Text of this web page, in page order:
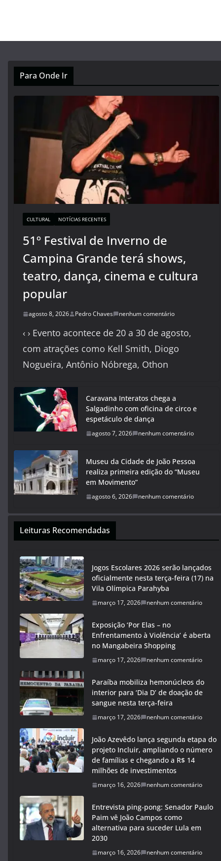
Para Onde Ir
CULTURAL NOTÍCIAS RECENTES
51º Festival de Inverno de
Campina Grande terá shows,
teatro, dança, cinema e cultura
popular
agosto 8, 2026 Pedro Chaves nenhum comentário
‹ › Evento acontece de 20 a 30 de agosto,
com atrações como Kell Smith, Diogo
Nogueira, Antônio Nóbrega, Othon
Caravana Interatos chega a
Salgadinho com oficina de circo e
espetáculo de dança
agosto 7, 2026 nenhum comentário
Museu da Cidade de João Pessoa
realiza primeira edição do “Museu
em Movimento”
agosto 6, 2026 nenhum comentário
Leituras Recomendadas
Jogos Escolares 2026 serão lançados
oficialmente nesta terça-feira (17) na
Vila Olímpica Parahyba
março 17, 2026 nenhum comentário
Exposição ‘Por Elas – no
Enfrentamento à Violência’ é aberta
no Mangabeira Shopping
março 17, 2026 nenhum comentário
Paraíba mobiliza hemonúcleos do
interior para ‘Dia D’ de doação de
sangue nesta terça-feira
março 17, 2026 nenhum comentário
João Azevêdo lança segunda etapa do
projeto Incluir, ampliando o número
de famílias e chegando a R$ 14
milhões de investimentos
março 16, 2026 nenhum comentário
Entrevista ping-pong: Senador Paulo
Paim vê João Campos como
alternativa para suceder Lula em
2030
março 16, 2026 nenhum comentário